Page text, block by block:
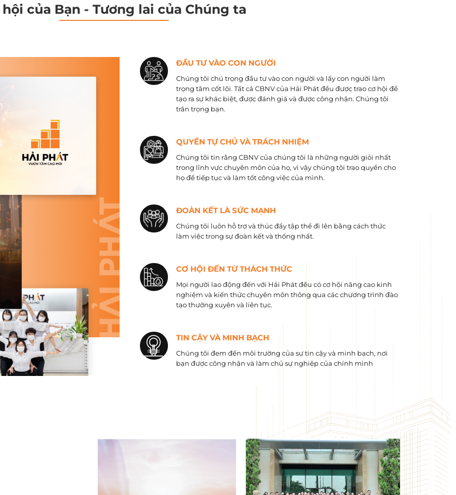
hội của Bạn - Tương lai của Chúng ta
ĐẦU TƯ VÀO CON NGƯỜI
Chúng tôi chú trọng đầu tư vào con người và lấy con người làm
trọng tâm cốt lõi. Tất cả CBNV của Hải Phát đều được trao cơ hội để
tạo ra sự khác biệt, được đánh giá và được công nhận. Chúng tôi
trân trọng bạn.
QUYỀN TỰ CHỦ VÀ TRÁCH NHIỆM
Chúng tôi tin rằng CBNV của chúng tôi là những người giỏi nhất
trong lĩnh vực chuyên môn của họ, vì vậy chúng tôi trao quyền cho
họ để tiếp tục và làm tốt công việc của mình.
ĐOÀN KẾT LÀ SỨC MẠNH
Chúng tôi luôn hỗ trợ và thúc đẩy tập thể đi lên bằng cách thức
làm việc trong sự đoàn kết và thống nhất.
CƠ HỘI ĐẾN TỪ THÁCH THỨC
Mọi người lao động đến với Hải Phát đều có cơ hội nâng cao kinh
nghiệm và kiến ​​thức chuyên môn thông qua các chương trình đào
tạo thường xuyên và liên tục.
TIN CẬY VÀ MINH BẠCH
Chúng tôi đem đến môi trường của sự tin cậy và minh bạch, nơi
bạn được công nhận và làm chủ sự nghiệp của chính mình